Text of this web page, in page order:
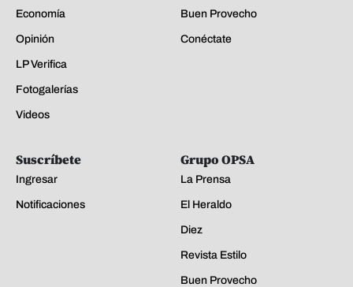
Economía
Opinión
LP Verifica
Fotogalerías
Videos
Buen Provecho
Conéctate
Suscríbete
Ingresar
Notificaciones
Grupo OPSA
La Prensa
El Heraldo
Diez
Revista Estilo
Buen Provecho